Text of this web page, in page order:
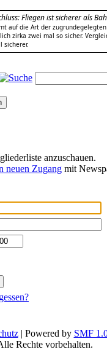
Fliegen ist sicherer als
auf die Art der
zirka zwei mal so sicher.
sicherer.
anzuschauen.
neuen Zugang mit
| Powered by SMF
Rechte vorbehalten.